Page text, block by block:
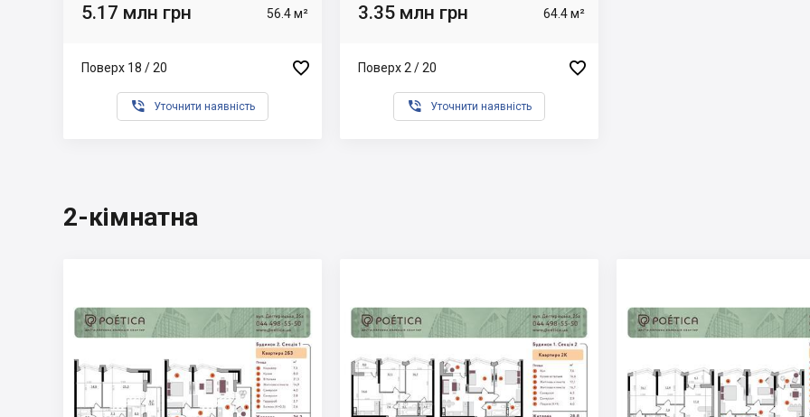
5.17 млн грн 56.4 м²
Поверх 18 / 20 
 Уточнити наявність
3.35 млн грн 64.4 м²
Поверх 2 / 20 
 Уточнити наявність
2-кімнатна